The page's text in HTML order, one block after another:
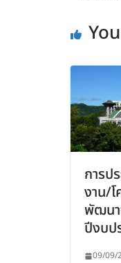
การป
งาน/
พัฒนา
ปีงบป
09/09/